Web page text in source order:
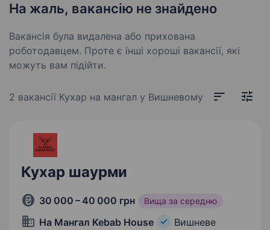
На жаль, вакансію не знайдено
Вакансія була видалена або прихована
роботодавцем. Проте є інші хороші вакансії, які
можуть вам підійти.
2 вакансії Кухар на мангал у Вишневому
Кухар шаурми
30 000 – 40 000 грн Вища за середню
На Мангал Kebab House
Вишневе